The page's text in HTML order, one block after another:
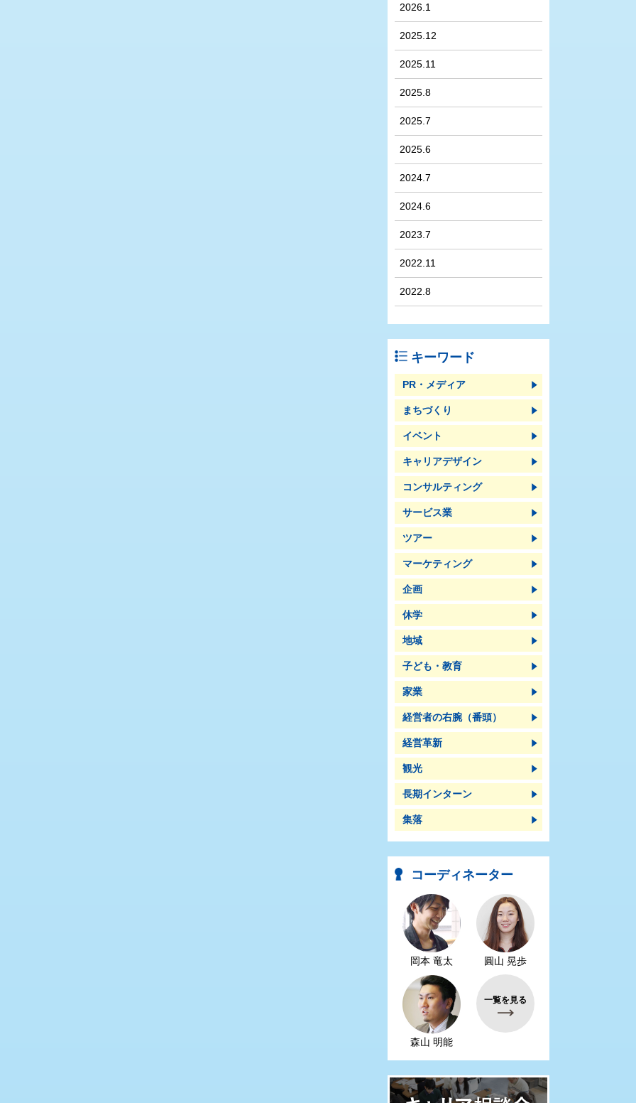
2026.1
2025.12
2025.11
2025.8
2025.7
2025.6
2024.7
2024.6
2023.7
2022.11
2022.8
キーワード
PR・メディア
まちづくり
イベント
キャリアデザイン
コンサルティング
サービス業
ツアー
マーケティング
企画
休学
地域
子ども・教育
家業
経営者の右腕（番頭）
経営革新
観光
長期インターン
集落
コーディネーター
岡本 竜太 圓山 晃歩
森山 明能
一覧を見る